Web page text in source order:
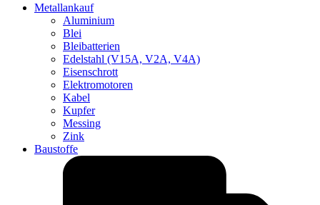
Metallankauf
Aluminium
Blei
Bleibatterien
Edelstahl (V15A, V2A, V4A)
Eisenschrott
Elektromotoren
Kabel
Kupfer
Messing
Zink
Baustoffe